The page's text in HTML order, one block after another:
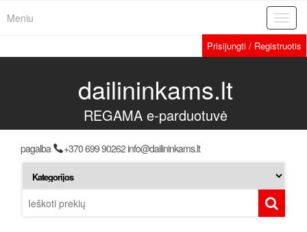
Meniu
Prisijungti / Registruotis
dailininkams.lt
REGAMA e-parduotuvė
pagalba +370 699 90262 info@dailininkams.lt